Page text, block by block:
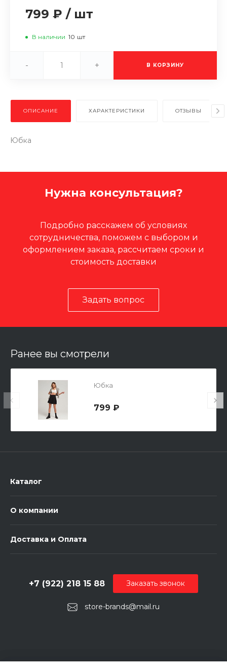
799 ₽ / шт
В наличии 10 шт
- + В КОРЗИНУ
ОПИСАНИЕ ХАРАКТЕРИСТИКИ ОТЗЫВЫ
Юбка
Нужна консультация?
Подробно расскажем об условиях
сотрудничества, поможем с выбором и
оформлением заказа, рассчитаем сроки и
стоимость доставки
Задать вопрос
Ранее вы смотрели
Юбка
799 ₽
Каталог
О компании
Доставка и Оплата
store-brands@mail.ru
+7 (922) 218 15 88 Заказать звонок